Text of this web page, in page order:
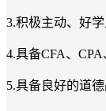
3.积极主动、好
4.具备CFA、
5.具备良好的道